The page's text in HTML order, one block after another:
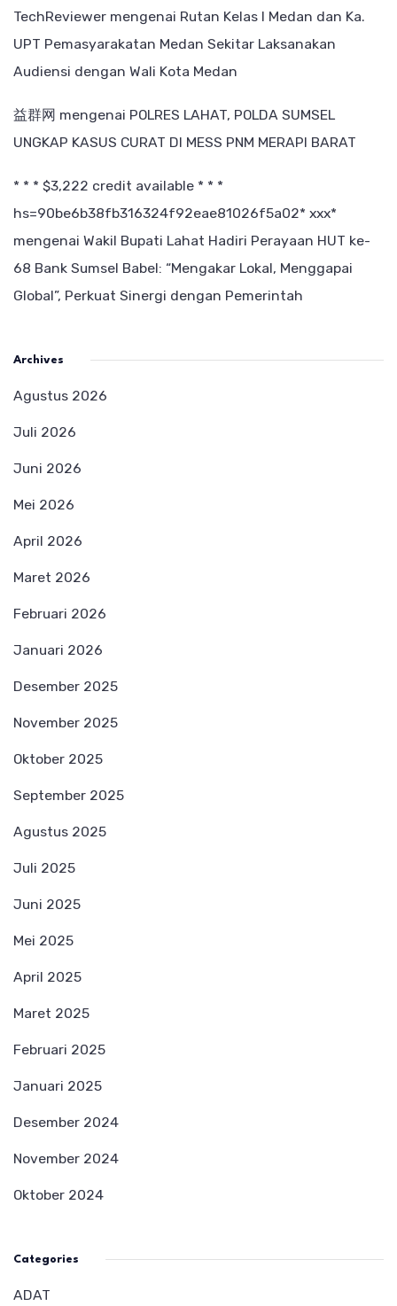
TechReviewer mengenai Rutan Kelas I Medan dan Ka.
UPT Pemasyarakatan Medan Sekitar Laksanakan
Audiensi dengan Wali Kota Medan
益群网 mengenai POLRES LAHAT, POLDA SUMSEL
UNGKAP KASUS CURAT DI MESS PNM MERAPI BARAT
* * * $3,222 credit available * * *
hs=90be6b38fb316324f92eae81026f5a02* ххх*
mengenai Wakil Bupati Lahat Hadiri Perayaan HUT ke-
68 Bank Sumsel Babel: “Mengakar Lokal, Menggapai
Global”, Perkuat Sinergi dengan Pemerintah
Archives
Agustus 2026
Juli 2026
Juni 2026
Mei 2026
April 2026
Maret 2026
Februari 2026
Januari 2026
Desember 2025
November 2025
Oktober 2025
September 2025
Agustus 2025
Juli 2025
Juni 2025
Mei 2025
April 2025
Maret 2025
Februari 2025
Januari 2025
Desember 2024
November 2024
Oktober 2024
Categories
ADAT